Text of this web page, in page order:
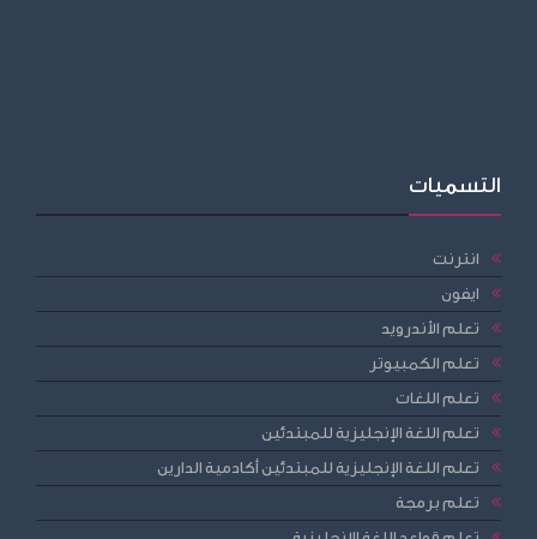
التسميات
انترنت
ايفون
تعلم الأندرويد
تعلم الكمبيوتر
تعلم اللغات
تعلم اللغة الإنجليزية للمبتدئين
تعلم اللغة الإنجليزية للمبتدئين أكادمية الدارين
تعلم برمجة